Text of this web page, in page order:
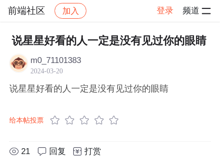
前端社区 加入 登录 频道
社区 前端社区 感慨 帖子详情
说星星好看的人一定是没有见过你的眼睛
m0_71101383
2024-03-20
说星星好看的人一定是没有见过你的眼睛
给本帖投票
21 回复 打赏